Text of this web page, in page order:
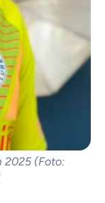
2025 (Foto: